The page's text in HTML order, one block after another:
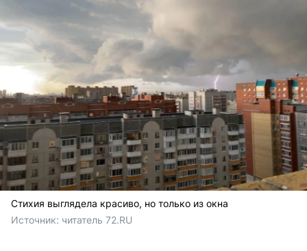
Стихия выглядела красиво, но только из окна
Источник: читатель 72.RU